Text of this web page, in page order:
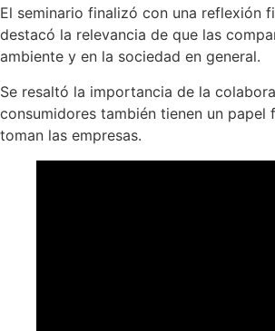
El seminario finalizó con una reflexión
destacó la relevancia de que las
ambiente y en la sociedad en general.
Se resaltó la importancia de la
consumidores también tienen un
toman las empresas.